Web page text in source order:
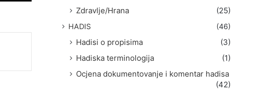
Zdravlje/Hrana
(25)
HADIS (46)
Hadisi o propisima
(3)
Hadiska terminologija
(1)
Ocjena dokumentovanje i komentar hadisa
(42)